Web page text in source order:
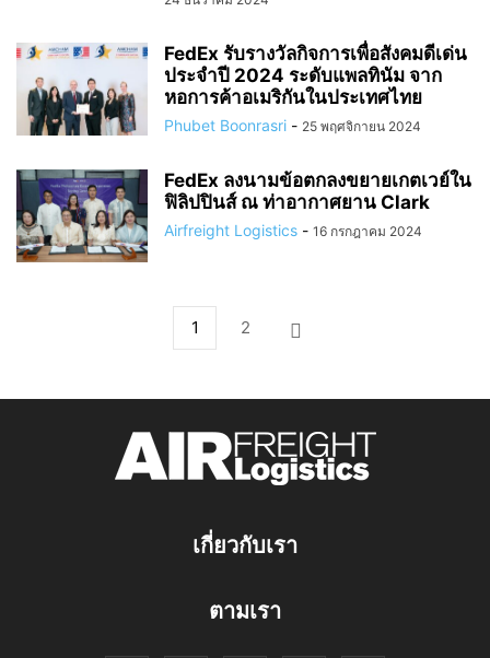
FedEx รับรางวัลกิจการเพื่อสังคมดีเด่น
ประจำปี 2024 ระดับแพลทินัม จาก
หอการค้าอเมริกันในประเทศไทย
Phubet Boonrasri - 25 พฤศจิกายน 2024
FedEx ลงนามข้อตกลงขยายเกตเวย์ใน
ฟิลิปปินส์ ณ ท่าอากาศยาน Clark
Airfreight Logistics - 16 กรกฎาคม 2024
1 2
เกี่ยวกับเรา
ตามเรา